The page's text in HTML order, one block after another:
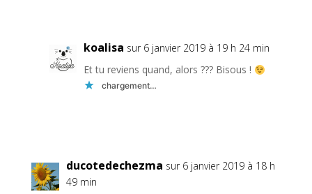
koalisa sur 6 janvier 2019 à 19 h 24 min
Et tu reviens quand, alors ??? Bisous !
chargement…
ducotedechezma sur 6 janvier 2019 à 18 h
49 min